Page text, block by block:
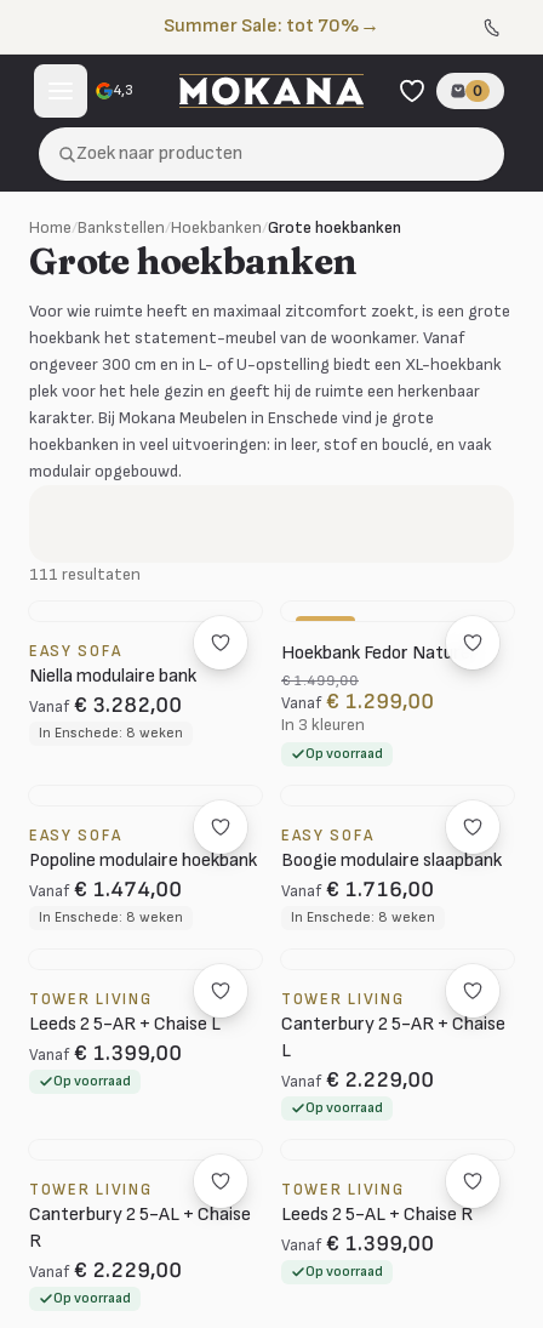
Summer Sale: tot 70% →
4,3 0
Zoek naar producten
Home/Bankstellen/Hoekbanken/Grote hoekbanken
Grote hoekbanken
Voor wie ruimte heeft en maximaal zitcomfort zoekt, is een grote
hoekbank het statement-meubel van de woonkamer. Vanaf
ongeveer 300 cm en in L- of U-opstelling biedt een XL-hoekbank
plek voor het hele gezin en geeft hij de ruimte een herkenbaar
karakter. Bij Mokana Meubelen in Enschede vind je grote
hoekbanken in veel uitvoeringen: in leer, stof en bouclé, en vaak
modulair opgebouwd.
111 resultaten
EASY SOFA
Niella modulaire bank
Vanaf € 3.282,00
In Enschede: 8 weken
Hoekbank Fedor Naturel
€ 1.499,00
Vanaf € 1.299,00
In 3 kleuren
Op voorraad
EASY SOFA
Popoline modulaire hoekbank
Vanaf € 1.474,00
In Enschede: 8 weken
EASY SOFA
Boogie modulaire slaapbank
Vanaf € 1.716,00
In Enschede: 8 weken
TOWER LIVING
Leeds 2 5-AR + Chaise L
Vanaf € 1.399,00
Op voorraad
TOWER LIVING
Canterbury 2 5-AR + Chaise
L
Vanaf € 2.229,00
Op voorraad
TOWER LIVING
Canterbury 2 5-AL + Chaise
R
Vanaf € 2.229,00
Op voorraad
TOWER LIVING
Leeds 2 5-AL + Chaise R
Vanaf € 1.399,00
Op voorraad